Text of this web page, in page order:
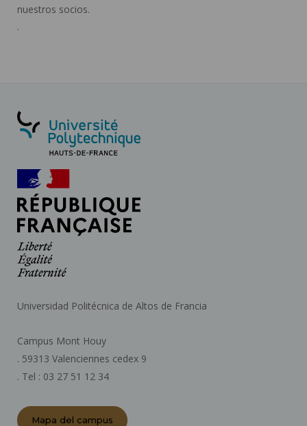
nuestros socios.
.
Universidad Politécnica de Altos de Francia
Campus Mont Houy
. 59313 Valenciennes cedex 9
. Tel : 03 27 51 12 34
Mapa del campus